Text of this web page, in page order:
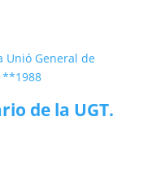
de la UGT.